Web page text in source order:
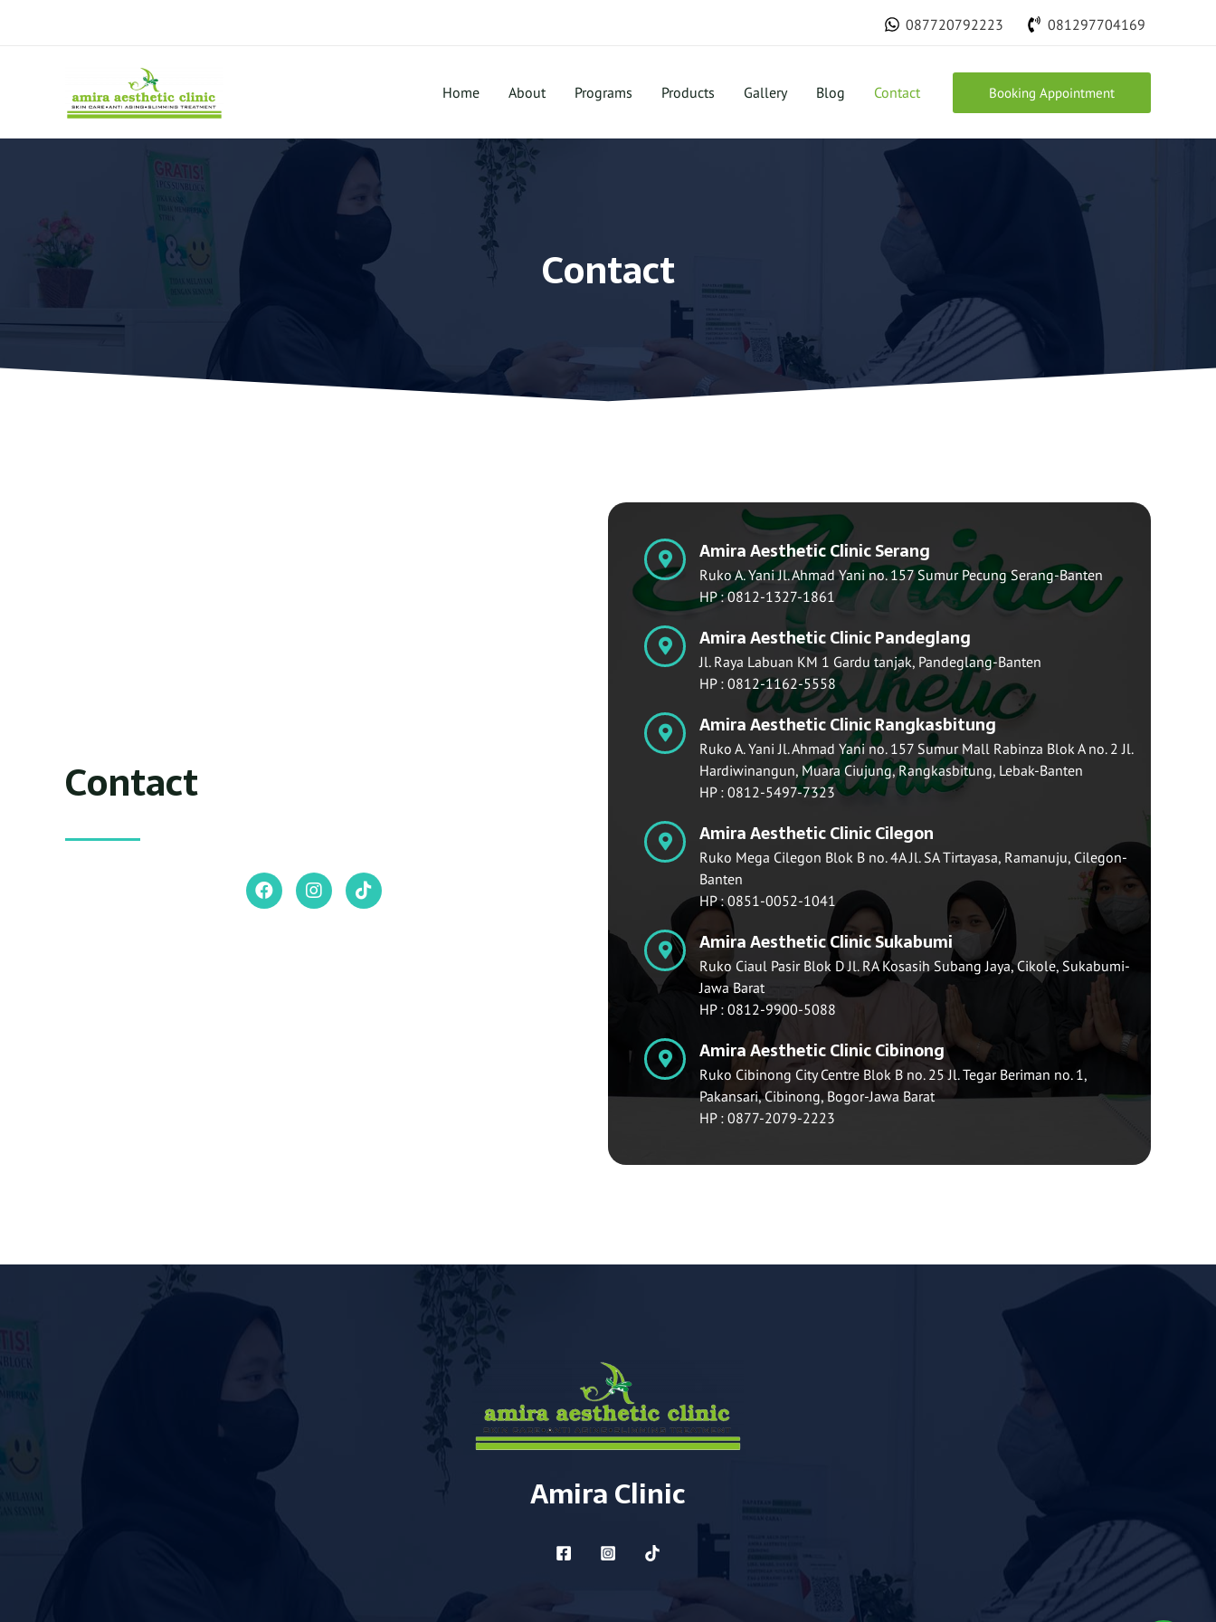
087720792223 081297704169
Home About Programs Products Gallery Blog Contact Booking Appointment
Contact
Contact
Amira Aesthetic Clinic Serang
Ruko A. Yani Jl. Ahmad Yani no. 157 Sumur Pecung Serang-Banten
HP : 0812-1327-1861
Amira Aesthetic Clinic Pandeglang
Jl. Raya Labuan KM 1 Gardu tanjak, Pandeglang-Banten
HP : 0812-1162-5558
Amira Aesthetic Clinic Rangkasbitung
Ruko A. Yani Jl. Ahmad Yani no. 157 Sumur Mall Rabinza Blok A no. 2 Jl.
Hardiwinangun, Muara Ciujung, Rangkasbitung, Lebak-Banten
HP : 0812-5497-7323
Amira Aesthetic Clinic Cilegon
Ruko Mega Cilegon Blok B no. 4A Jl. SA Tirtayasa, Ramanuju, Cilegon-
Banten
HP : 0851-0052-1041
Amira Aesthetic Clinic Sukabumi
Ruko Ciaul Pasir Blok D Jl. RA Kosasih Subang Jaya, Cikole, Sukabumi-
Jawa Barat
HP : 0812-9900-5088
Amira Aesthetic Clinic Cibinong
Ruko Cibinong City Centre Blok B no. 25 Jl. Tegar Beriman no. 1,
Pakansari, Cibinong, Bogor-Jawa Barat
HP : 0877-2079-2223
Amira Clinic